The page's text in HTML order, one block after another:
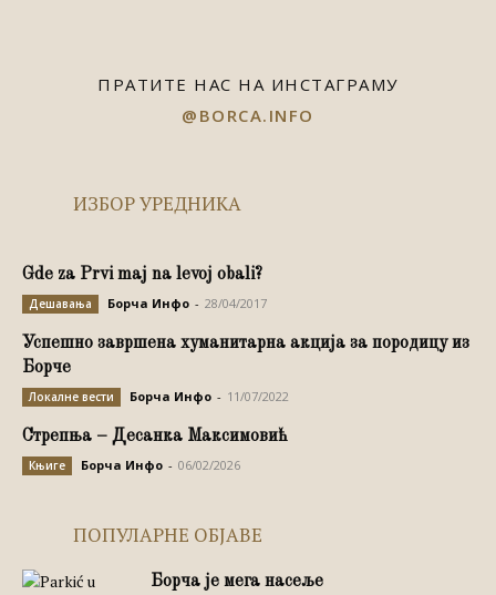
ПРАТИТЕ НАС НА ИНСТАГРАМУ
@BORCA.INFO
ИЗБОР УРЕДНИКА
Gde za Prvi maj na levoj obali?
Дешавања Борча Инфо - 28/04/2017
Успешно завршена хуманитарна акција за породицу из
Борче
Локалне вести Борча Инфо - 11/07/2022
Стрепња – Десанка Максимовић
Књиге Борча Инфо - 06/02/2026
ПОПУЛАРНЕ ОБЈАВЕ
Борча је мега насеље